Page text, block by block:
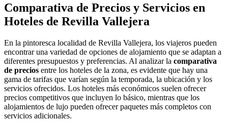
Comparativa de Precios y Servicios en
Hoteles de Revilla Vallejera
En la pintoresca localidad de Revilla Vallejera, los viajeros pueden
encontrar una variedad de opciones de alojamiento que se adaptan a
diferentes presupuestos y preferencias. Al analizar la comparativa
de precios entre los hoteles de la zona, es evidente que hay una
gama de tarifas que varían según la temporada, la ubicación y los
servicios ofrecidos. Los hoteles más económicos suelen ofrecer
precios competitivos que incluyen lo básico, mientras que los
alojamientos de lujo pueden ofrecer paquetes más completos con
servicios adicionales.